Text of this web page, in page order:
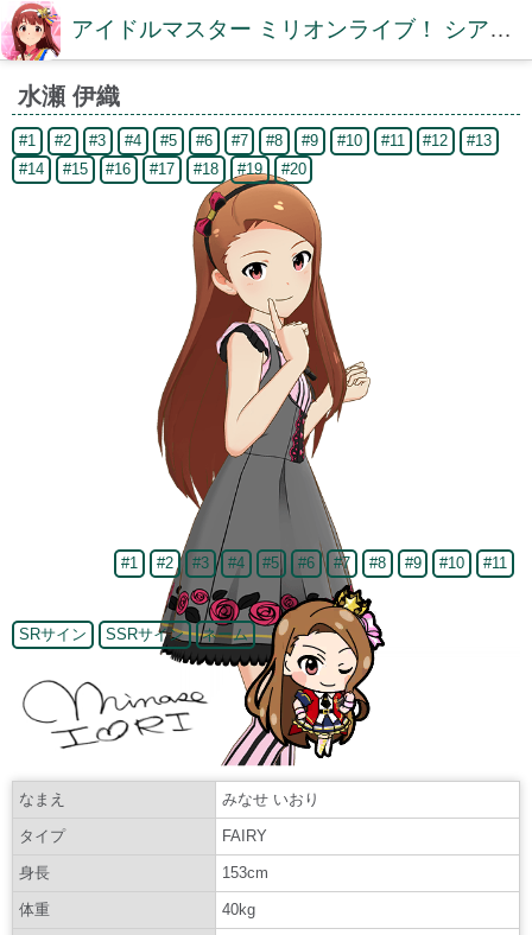
アイドルマスター ミリオンライブ！ シアターデイズDB【ミリシタDB】
水瀬 伊織
#1 #2 #3 #4 #5 #6 #7 #8 #9 #10 #11 #12
#13
#14
#15 #16 #17 #18 #19 #20
#1 #2 #3 #4 #5 #6 #7 #8 #9 #10 #11
SRサイン SSRサイン ネーム
なまえ みなせ いおり
タイプ FAIRY
身長 153cm
体重 40kg